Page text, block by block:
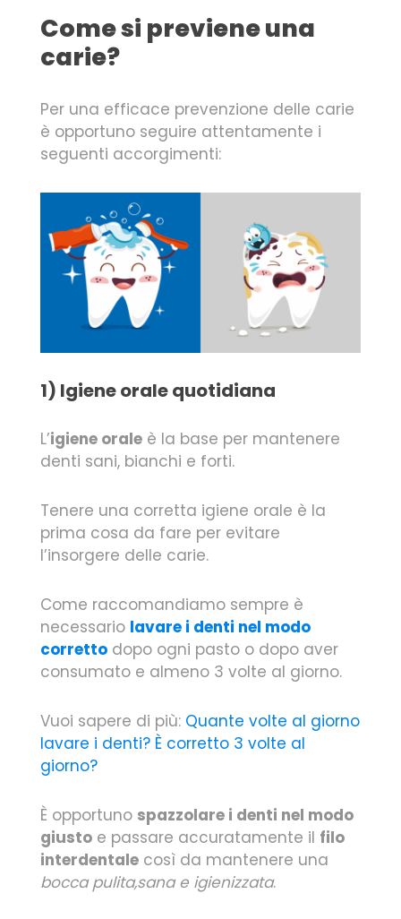
Come si previene una
carie?
Per una efficace prevenzione delle carie
è opportuno seguire attentamente i
seguenti accorgimenti:
1) Igiene orale quotidiana
L’igiene orale è la base per mantenere
denti sani, bianchi e forti.
Tenere una corretta igiene orale è la
prima cosa da fare per evitare
l’insorgere delle carie.
Come raccomandiamo sempre è
necessario lavare i denti nel modo
corretto dopo ogni pasto o dopo aver
consumato e almeno 3 volte al giorno.
Vuoi sapere di più: Quante volte al giorno
lavare i denti? È corretto 3 volte al
giorno?
È opportuno spazzolare i denti nel modo
giusto e passare accuratamente il filo
interdentale così da mantenere una
bocca pulita,sana e igienizzata.